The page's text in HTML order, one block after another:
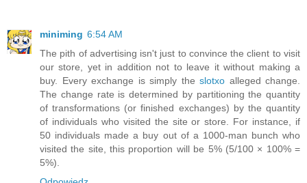
miniming 6:54 AM
The pith of advertising isn't just to convince the client to visit
our store, yet in addition not to leave it without making a
buy. Every exchange is simply the slotxo alleged change.
The change rate is determined by partitioning the quantity
of transformations (or finished exchanges) by the quantity
of individuals who visited the site or store. For instance, if
50 individuals made a buy out of a 1000-man bunch who
visited the site, this proportion will be 5% (5/100 × 100% =
5%).